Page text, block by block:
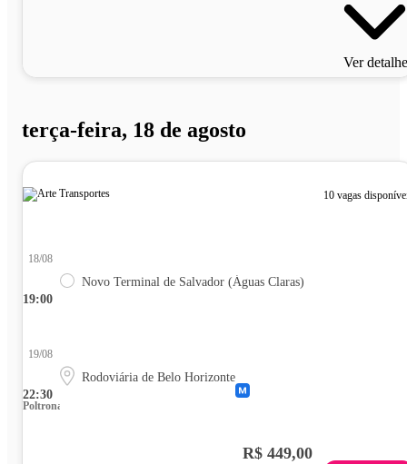
Ver
terça-feira, 18 de agosto
10 vagas
19:00
18/08
Novo Terminal de Salvador (Águas Claras)
22:30
19/08
Rodoviária de Belo Horizonte
Poltrona
R$ 449,00